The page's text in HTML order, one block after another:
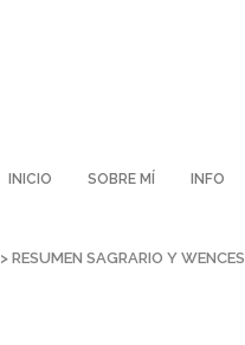
INICIO SOBRE MÍ INFO
> RESUMEN SAGRARIO Y WENCES